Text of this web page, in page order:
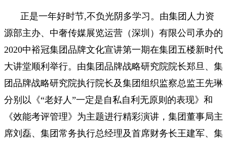
正是一年好时节,不负光阴多学习。由集团人力资
源部主办、中奢传媒展览运营（深圳）有限公司承办的
2020中裕冠集团品牌文化宣讲第一期在集团五楼新时代
大讲堂顺利举行。由集团品牌战略研究院院长郑旦、集
团品牌战略研究院执行院长及集团组织监察总监王先琳
分别以《“老好人”一定是自私自利无原则的表现》和
《效能考评管理》为主题进行精彩演讲，集团董事局主
席刘磊、集团常务执行总经理及首席财务长王建军、集